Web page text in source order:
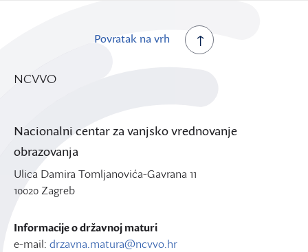
Povratak na vrh
NCVVO
Nacionalni centar za vanjsko vrednovanje
obrazovanja
Ulica Damira Tomljanovića-Gavrana 11
10020 Zagreb
Informacije o državnoj maturi
e-mail: drzavna.matura@ncvvo.hr